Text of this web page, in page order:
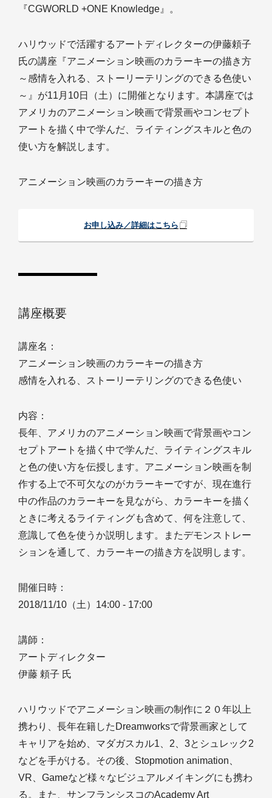
『CGWORLD +ONE Knowledge』。
ハリウッドで活躍するアートディレクターの伊藤頼子
氏の講座『アニメーション映画のカラーキーの描き方
～感情を入れる、ストーリーテリングのできる色使い
～』が11月10日（土）に開催となります。本講座では
アメリカのアニメーション映画で背景画やコンセプト
アートを描く中で学んだ、ライティングスキルと色の
使い方を解説します。
アニメーション映画のカラーキーの描き方
お申し込み／詳細はこちら
講座概要
講座名：
アニメーション映画のカラーキーの描き方
感情を入れる、ストーリーテリングのできる色使い
内容：
長年、アメリカのアニメーション映画で背景画やコン
セプトアートを描く中で学んだ、ライティングスキル
と色の使い方を伝授します。アニメーション映画を制
作する上で不可欠なのがカラーキーですが、現在進行
中の作品のカラーキーを見ながら、カラーキーを描く
ときに考えるライティングも含めて、何を注意して、
意識して色を使うか説明します。またデモンストレー
ションを通して、カラーキーの描き方を説明します。
開催日時：
2018/11/10（土）14:00 - 17:00
講師：
アートディレクター
伊藤 頼子 氏
ハリウッドでアニメーション映画の制作に２０年以上
携わり、長年在籍したDreamworksで背景画家として
キャリアを始め、マダガスカル1、2、3とシュレック2
などを手がける。その後、Stopmotion animation、
VR、Gameなど様々なビジュアルメイキングにも携わ
る。また、サンフランシスコのAcademy Art